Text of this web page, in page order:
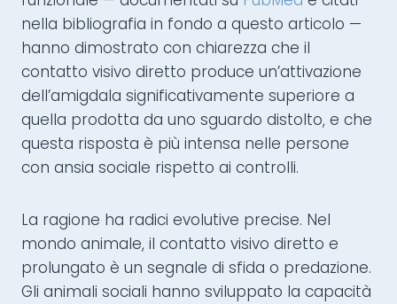
nella bibliografia in fondo a questo articolo —
hanno dimostrato con chiarezza che il
contatto visivo diretto produce un’attivazione
dell’amigdala significativamente superiore a
quella prodotta da uno sguardo distolto, e che
questa risposta è più intensa nelle persone
con ansia sociale rispetto ai controlli.
La ragione ha radici evolutive precise. Nel
mondo animale, il contatto visivo diretto e
prolungato è un segnale di sfida o predazione.
Gli animali sociali hanno sviluppato la capacità